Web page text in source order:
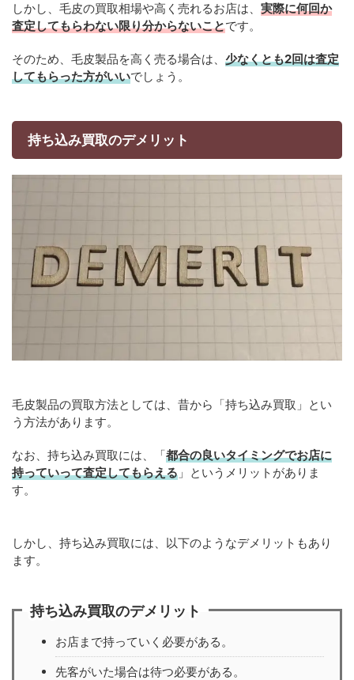
しかし、毛皮の買取相場や高く売れるお店は、 実際に何回か
査定してもらわない限り分からないことです。
そのため、毛皮製品を高く売る場合は、 少なくとも2回は査定
してもらった方がいいでしょう。
持ち込み買取のデメリット
毛皮製品の買取方法としては、昔から「持ち込み買取」とい
う方法があります。
なお、持ち込み買取には、「都合の良いタイミングでお店に
持っていって査定してもらえる 」というメリットがありま
す。
しかし、持ち込み買取には、以下のようなデメリットもあり
ます。
持ち込み買取のデメリット
お店まで持っていく必要がある。
先客がいた場合は待つ必要がある。